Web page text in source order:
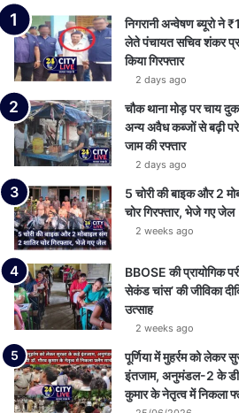
निगरानी अन्वेषण ब्यूरो ने
लेते पंचायत सचिव शंकर
किया गिरफ्तार
2 days ago
चौक थाना मोड़ पर चाय
अन्य अवैध कब्जों से बढ़ी
जाम की रफ्तार
2 days ago
5 चोरी की बाइक और 2
चोर गिरफ्तार, भेजे गए जेल
2 weeks ago
BBOSE की प्रायोगिक
सेकंड चांस’ की जीविका
उत्साह
2 weeks ago
पूर्णिया में मुहर्रम को लेकर
इंतजाम, अनुमंडल-2 के
कुमार के नेतृत्व में निकला